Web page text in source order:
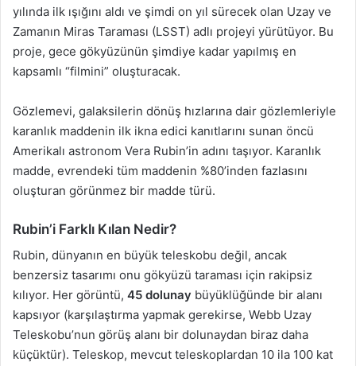
yılında ilk ışığını aldı ve şimdi on yıl sürecek olan Uzay ve
Zamanın Miras Taraması (LSST) adlı projeyi yürütüyor. Bu
proje, gece gökyüzünün şimdiye kadar yapılmış en
kapsamlı “filmini” oluşturacak.
Gözlemevi, galaksilerin dönüş hızlarına dair gözlemleriyle
karanlık maddenin ilk ikna edici kanıtlarını sunan öncü
Amerikalı astronom Vera Rubin’in adını taşıyor. Karanlık
madde, evrendeki tüm maddenin %80’inden fazlasını
oluşturan görünmez bir madde türü.
Rubin’i Farklı Kılan Nedir?
Rubin, dünyanın en büyük teleskobu değil, ancak
benzersiz tasarımı onu gökyüzü taraması için rakipsiz
kılıyor. Her görüntü, 45 dolunay büyüklüğünde bir alanı
kapsıyor (karşılaştırma yapmak gerekirse, Webb Uzay
Teleskobu’nun görüş alanı bir dolunaydan biraz daha
küçüktür). Teleskop, mevcut teleskoplardan 10 ila 100 kat